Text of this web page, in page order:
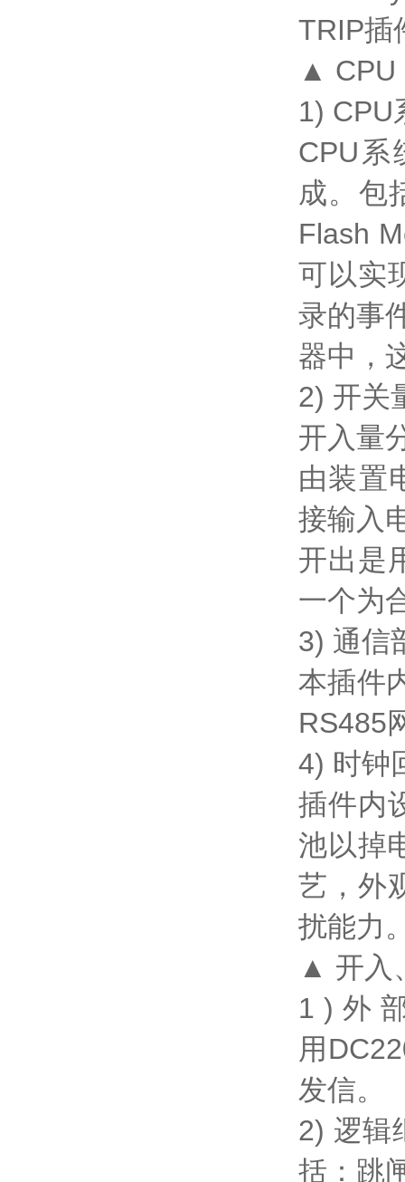
TRIP插
▲ CPU
1) CPU
CPU系
成。包
Flash
可以实
录的事
器中，
2) 开关
开入量
由装置
接输入
开出是
一个为
3) 通信
本插件
RS485
4) 时钟
插件内
池以掉
艺，外
扰能力
▲ 开入
1 ) 外
用
发信。
2) 逻辑
括：跳